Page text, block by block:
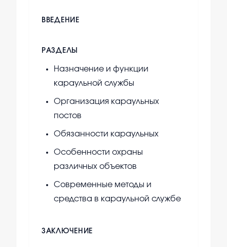
ВВЕДЕНИЕ
РАЗДЕЛЫ
Назначение и функции
караульной службы
Организация караульных
постов
Обязанности караульных
Особенности охраны
различных объектов
Современные методы и
средства в караульной службе
ЗАКЛЮЧЕНИЕ